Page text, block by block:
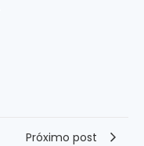
Próximo post